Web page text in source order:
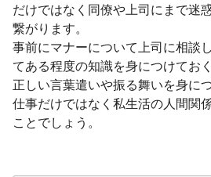
だけではなく同僚や上司にまで迷
繋がります。
事前にマナーについて上司に相談
てある程度の知識を身につけてお
正しい言葉遣いや振る舞いを身に
仕事だけではなく私生活の人間関
ことでしょう。